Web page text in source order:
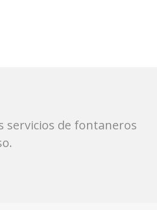
servicios de fontaneros